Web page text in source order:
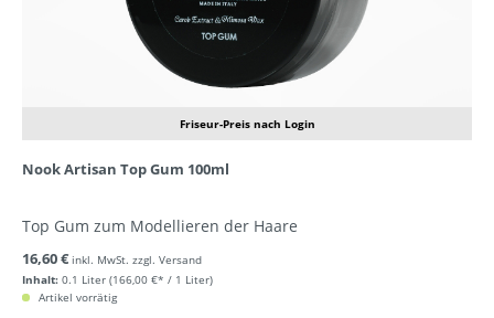
Friseur-Preis nach Login
Nook Artisan Top Gum 100ml
Top Gum zum Modellieren der Haare
Inhalt: 0.1 Liter (166,00 €* / 1 Liter)
16,60 € inkl. MwSt. zzgl. Versand
Artikel vorrätig